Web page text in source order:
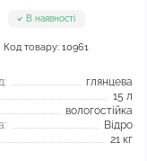
В наявності
Код товару: 10961
глянцева
15 л
вологостійка
Відро
21 кг